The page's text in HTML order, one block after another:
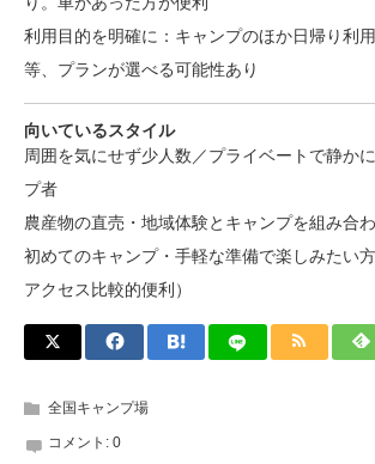
利用目的を明確に：キャンプのほか日帰り利
等、プランが選べる可能性あり
向いているスタイル
周囲を気にせず少人数／プライベートで静か
プ者
農産物の直売・地域体験とキャンプを組み合
初めてのキャンプ・手軽な準備で楽しみたい
アクセス比較的便利）
全国キャンプ場
コメント: 0
特長・魅力
利用時の注意・ポイント
向いているスタイル